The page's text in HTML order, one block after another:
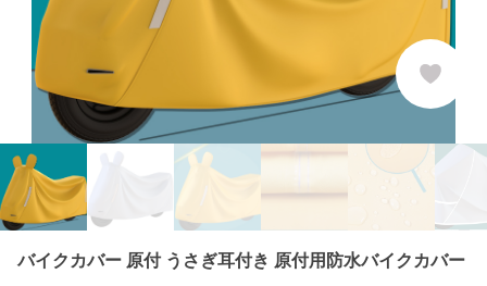
バイクカバー 原付 うさぎ耳付き 原付用防水バイクカバー